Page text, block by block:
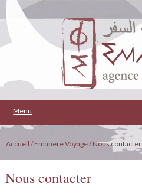
Menu
Accueil / Emanère Voyage/ Nous contacter
Nous contacter